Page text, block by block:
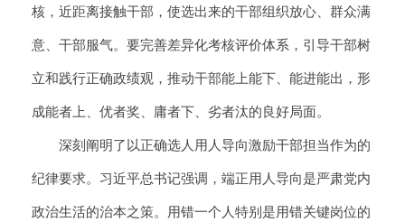
核，近距离接触干部，使选出来的干部组织放心、群众满
意、干部服气。要完善差异化考核评价体系，引导干部树
立和践行正确政绩观，推动干部能上能下、能进能出，形
成能者上、优者奖、庸者下、劣者汰的良好局面。
深刻阐明了以正确选人用人导向激励干部担当作为的
纪律要求。习近平总书记强调，端正用人导向是严肃党内
政治生活的治本之策。用错一个人特别是用错关键岗位的